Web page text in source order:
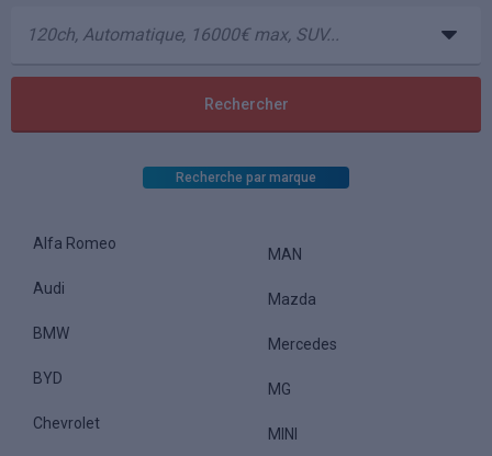
Recherche par marque
Alfa Romeo
Audi
BMW
BYD
Chevrolet
MAN
Mazda
Mercedes
MG
MINI